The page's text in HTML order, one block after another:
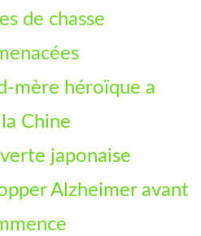
de chasse
mère héroïque a
Chine
japonaise
Alzheimer avant